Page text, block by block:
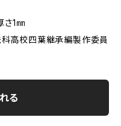
さ1㎜
高校四葉継承編製作委員
る